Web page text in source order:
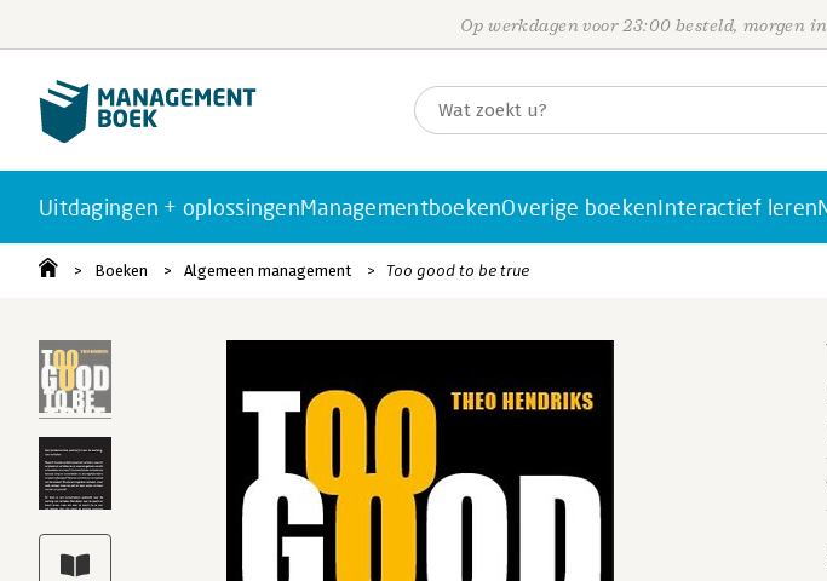
Op werkdagen voor 23:00 besteld, morgen
Uitdagingen + oplossingenManagementboekenOverige boekenInteractief leren
Boeken Algemeen management Too good to be true